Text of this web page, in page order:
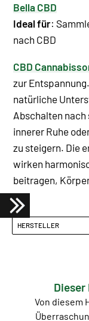
Bella CBD
Ideal für:
nach CBD
CBD
zur
natürliche
Abschalten nach
innerer Ruhe
zu steigern. Die
wirken
beitragen,
HERSTELLER
Von diesem